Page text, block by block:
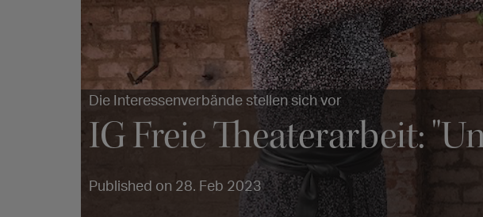
Die Interessenverbände stellen sich vor
IG Freie Theaterarbeit:
Published on 28. Feb 2023